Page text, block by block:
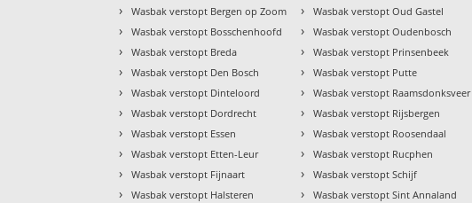
› Wasbak verstopt Bergen op Zoom
› Wasbak verstopt Bosschenhoofd
› Wasbak verstopt Breda
› Wasbak verstopt Den Bosch
› Wasbak verstopt Dinteloord
› Wasbak verstopt Dordrecht
› Wasbak verstopt Essen
› Wasbak verstopt Etten-Leur
› Wasbak verstopt Fijnaart
› Wasbak verstopt Halsteren
› Wasbak verstopt Oud Gastel
› Wasbak verstopt Oudenbosch
› Wasbak verstopt Prinsenbeek
› Wasbak verstopt Putte
› Wasbak verstopt Raamsdonksveer
› Wasbak verstopt Rijsbergen
› Wasbak verstopt Roosendaal
› Wasbak verstopt Rucphen
› Wasbak verstopt Schijf
› Wasbak verstopt Sint Annaland